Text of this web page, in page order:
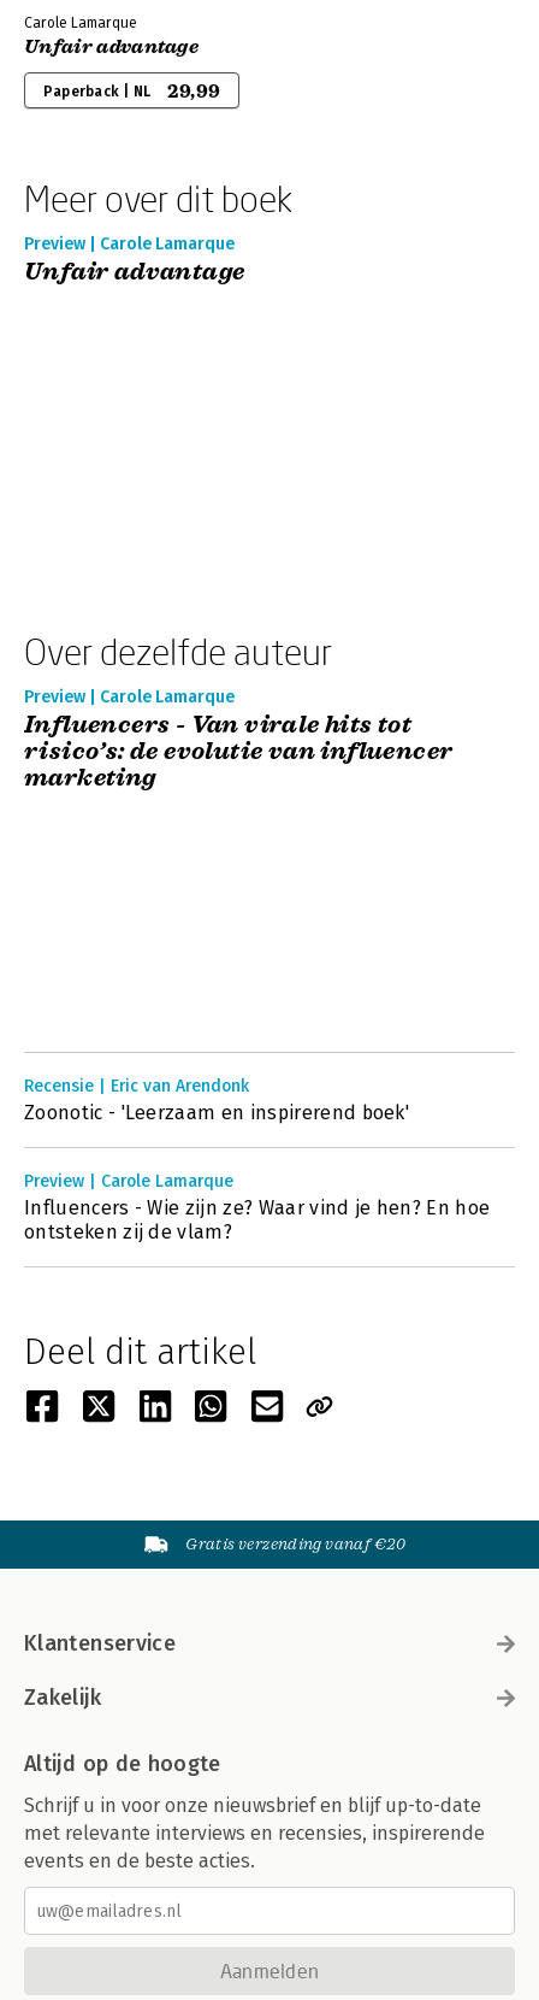
Carole Lamarque
Unfair advantage
Paperback | NL 29,99
Meer over dit boek
Preview | Carole Lamarque
Unfair advantage
Over dezelfde auteur
Preview | Carole Lamarque
Influencers - Van virale hits tot
risico’s: de evolutie van influencer
marketing
Recensie | Eric van Arendonk
Zoonotic - 'Leerzaam en inspirerend boek'
Preview | Carole Lamarque
Influencers - Wie zijn ze? Waar vind je hen? En hoe
ontsteken zij de vlam?
Deel dit artikel
Gratis verzending vanaf €20
Klantenservice
Zakelijk
Altijd op de hoogte
Schrijf u in voor onze nieuwsbrief en blijf up-to-date
met relevante interviews en recensies, inspirerende
events en de beste acties.
Aanmelden